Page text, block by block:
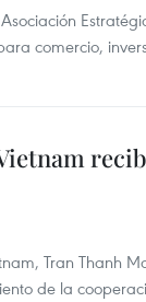
comercio,
Tran Thanh
de la